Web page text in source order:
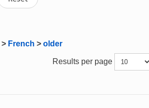
> French > older
Results per page